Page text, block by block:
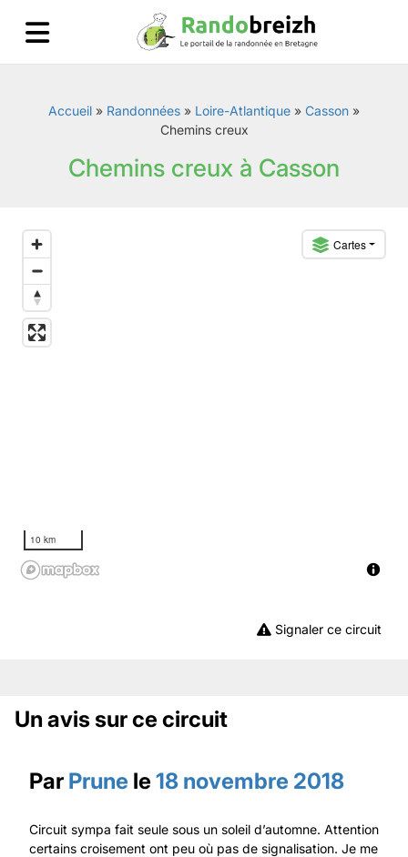
Accueil » Randonnées » Loire-Atlantique » Casson »
Chemins creux
Chemins creux à Casson
Cartes
10 km
Signaler ce circuit
Un avis sur ce circuit
Par Prune le 18 novembre 2018
Circuit sympa fait seule sous un soleil d’automne. Attention
certains croisement ont peu où pas de signalisation. Je me